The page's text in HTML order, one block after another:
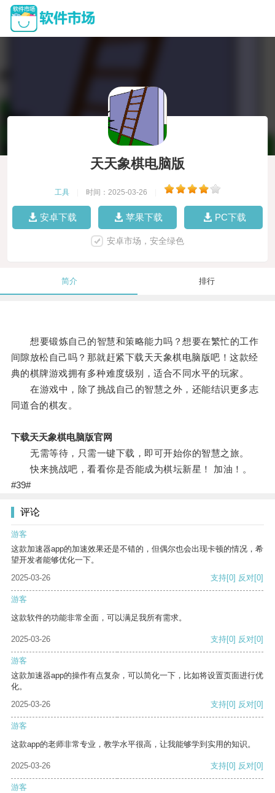
天天象棋电脑版
工具 时间：2025-03-26
安卓下载 苹果下载 PC下载
安卓市场，安全绿色
简介 排行
想要锻炼自己的智慧和策略能力吗？想要在繁忙的工作
间隙放松自己吗？那就赶紧下载天天象棋电脑版吧！这款经
典的棋牌游戏拥有多种难度级别，适合不同水平的玩家。
在游戏中，除了挑战自己的智慧之外，还能结识更多志
同道合的棋友。
下载天天象棋电脑版官网
无需等待，只需一键下载，即可开始你的智慧之旅。
快来挑战吧，看看你是否能成为棋坛新星！ 加油！。
#39#
评论
游客
这款加速器app的加速效果还是不错的，但偶尔也会出现卡顿的情况，希
望开发者能够优化一下。
2025-03-26
支持[0] 反对[0]
游客
这款软件的功能非常全面，可以满足我所有需求。
2025-03-26 支持[0] 反对[0]
游客
这款加速器app的操作有点复杂，可以简化一下，比如将设置页面进行优
化。
2025-03-26
支持[0] 反对[0]
游客
这款app的老师非常专业，教学水平很高，让我能够学到实用的知识。
2025-03-26 支持[0] 反对[0]
游客